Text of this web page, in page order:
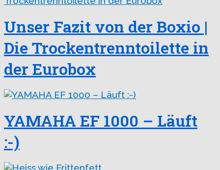
Unser Fazit von der Boxio |
Die Trockentrenntoilette in
der Eurobox
YAMAHA EF 1000 – Läuft
:-)